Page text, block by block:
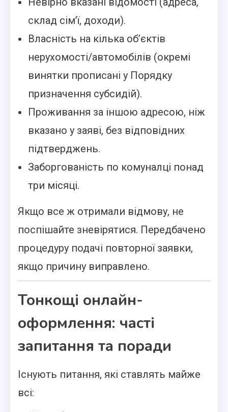
склад сім’ї, доходи).
Власність на кілька об’єктів
нерухомості/автомобілів (окремі
винятки прописані у Порядку
призначення субсидій).
Проживання за іншою адресою, ніж
вказано у заяві, без відповідних
підтверджень.
Заборгованість по комуналці понад
три місяці.
Якщо все ж отримали відмову, не
поспішайте зневірятися. Передбачено
процедуру подачі повторної заявки,
якщо причину виправлено.
Тонкощі онлайн-
оформлення: часті
запитання та поради
Існують питання, які ставлять майже
всі: